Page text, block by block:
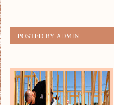
POSTED BY ADMIN